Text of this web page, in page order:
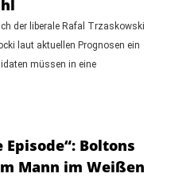
der liberale Rafal Trzaskowski
laut aktuellen Prognosen ein
müssen in eine
Boltons
Mann im Weißen